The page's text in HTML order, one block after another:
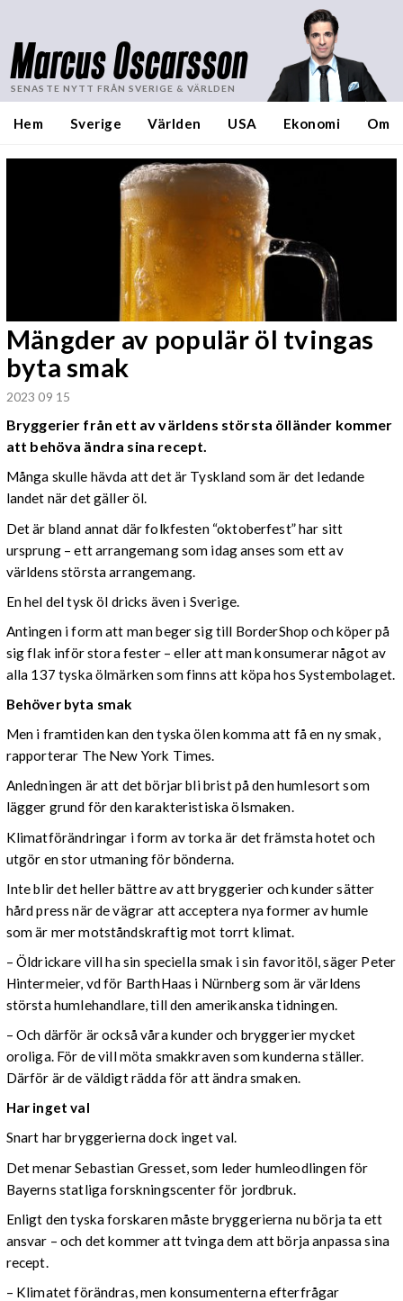
Marcus Oscarsson
SENASTE NYTT FRÅN SVERIGE & VÄRLDEN
Hem Sverige Världen USA Ekonomi Om
Mängder av populär öl tvingas
byta smak
2023 09 15
Bryggerier från ett av världens största ölländer kommer
att behöva ändra sina recept.
Många skulle hävda att det är Tyskland som är det ledande
landet när det gäller öl.
Det är bland annat där folkfesten “oktoberfest” har sitt
ursprung – ett arrangemang som idag anses som ett av
världens största arrangemang.
En hel del tysk öl dricks även i Sverige.
Antingen i form att man beger sig till BorderShop och köper på
sig flak inför stora fester – eller att man konsumerar något av
alla 137 tyska ölmärken som finns att köpa hos Systembolaget.
Behöver byta smak
Men i framtiden kan den tyska ölen komma att få en ny smak,
rapporterar The New York Times.
Anledningen är att det börjar bli brist på den humlesort som
lägger grund för den karakteristiska ölsmaken.
Klimatförändringar i form av torka är det främsta hotet och
utgör en stor utmaning för bönderna.
Inte blir det heller bättre av att bryggerier och kunder sätter
hård press när de vägrar att acceptera nya former av humle
som är mer motståndskraftig mot torrt klimat.
– Öldrickare vill ha sin speciella smak i sin favoritöl, säger Peter
Hintermeier, vd för BarthHaas i Nürnberg som är världens
största humlehandlare, till den amerikanska tidningen.
– Och därför är också våra kunder och bryggerier mycket
oroliga. För de vill möta smakkraven som kunderna ställer.
Därför är de väldigt rädda för att ändra smaken.
Har inget val
Snart har bryggerierna dock inget val.
Det menar Sebastian Gresset, som leder humleodlingen för
Bayerns statliga forskningscenter för jordbruk.
Enligt den tyska forskaren måste bryggerierna nu börja ta ett
ansvar – och det kommer att tvinga dem att börja anpassa sina
recept.
– Klimatet förändras, men konsumenterna efterfrågar